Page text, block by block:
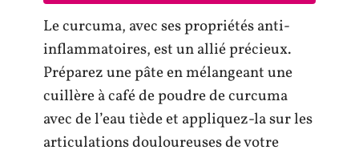
Le curcuma, avec ses propriétés anti-
inflammatoires, est un allié précieux.
Préparez une pâte en mélangeant une
cuillère à café de poudre de curcuma
avec de l’eau tiède et appliquez-la sur les
articulations douloureuses de votre